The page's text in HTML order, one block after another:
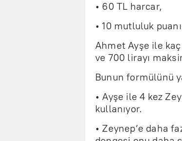
• 60 TL harcar,
• 10 mutluluk
Ahmet Ayşe ile
ve 700 lirayı
Bunun formülünü
• Ayşe ile 4 kez
kullanıyor.
• Zeynep’e daha